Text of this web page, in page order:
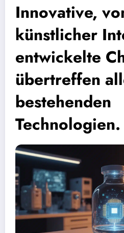
Innovative,
künstlicher
entwickelte
übertreffen
bestehenden
Technologien.